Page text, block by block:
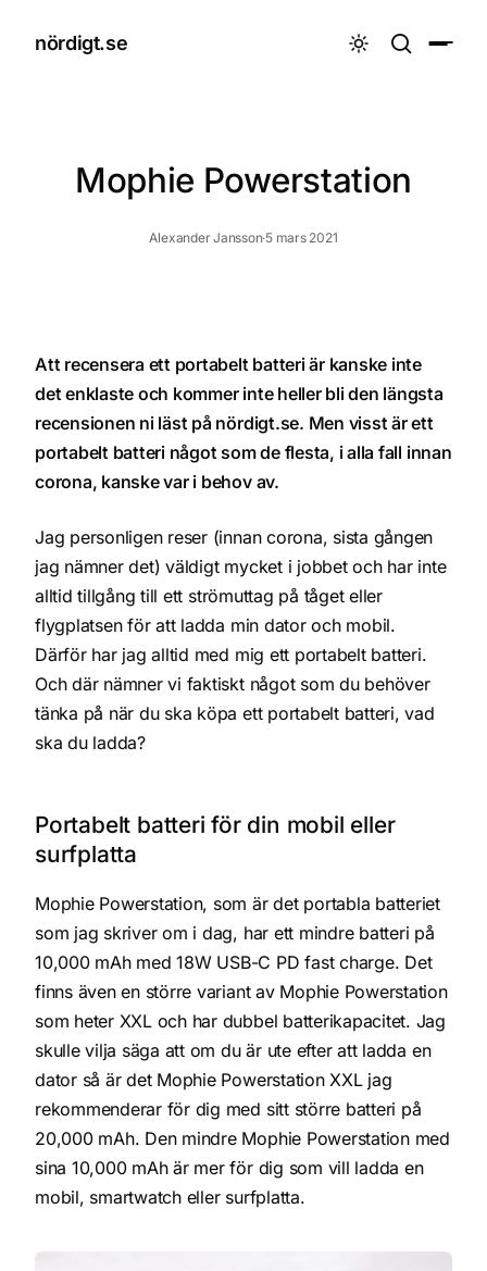
nördigt.se 
Mophie Powerstation
Alexander Jansson·5 mars 2021
Att recensera ett portabelt batteri är kanske inte
det enklaste och kommer inte heller bli den längsta
recensionen ni läst på nördigt.se. Men visst är ett
portabelt batteri något som de flesta, i alla fall innan
corona, kanske var i behov av.
Jag personligen reser (innan corona, sista gången
jag nämner det) väldigt mycket i jobbet och har inte
alltid tillgång till ett strömuttag på tåget eller
flygplatsen för att ladda min dator och mobil.
Därför har jag alltid med mig ett portabelt batteri.
Och där nämner vi faktiskt något som du behöver
tänka på när du ska köpa ett portabelt batteri, vad
ska du ladda?
Portabelt batteri för din mobil eller
surfplatta
Mophie Powerstation, som är det portabla batteriet
som jag skriver om i dag, har ett mindre batteri på
10,000 mAh med 18W USB-C PD fast charge. Det
finns även en större variant av Mophie Powerstation
som heter XXL och har dubbel batterikapacitet. Jag
skulle vilja säga att om du är ute efter att ladda en
dator så är det Mophie Powerstation XXL jag
rekommenderar för dig med sitt större batteri på
20,000 mAh. Den mindre Mophie Powerstation med
sina 10,000 mAh är mer för dig som vill ladda en
mobil, smartwatch eller surfplatta.